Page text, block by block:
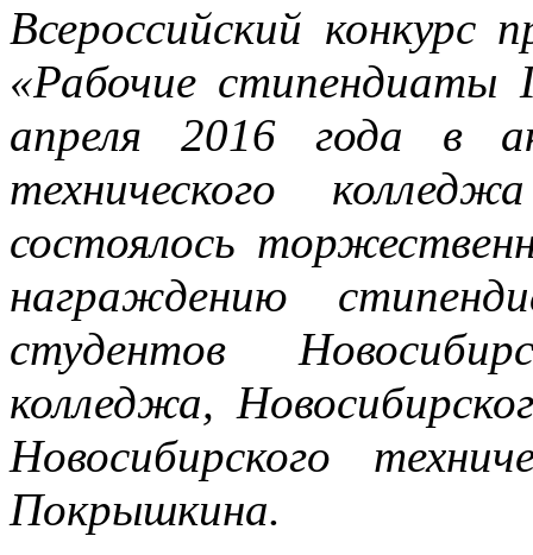
Всероссийский конкурс
«Рабочие стипендиаты
апреля 2016 года в
технического
состоялось
награждению
студентов
колледжа,
Новосибирского
Покрышкина.